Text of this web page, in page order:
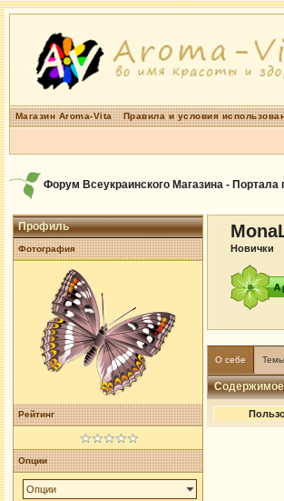
Магазин Aroma-Vita Правила и условия
Форум Всеукраинского Магазина -
Профиль
Фотография
Рейтинг
Опции
Опции
Новички
О себе Темы
Содержимое